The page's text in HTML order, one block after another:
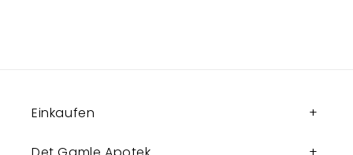
Einkaufen